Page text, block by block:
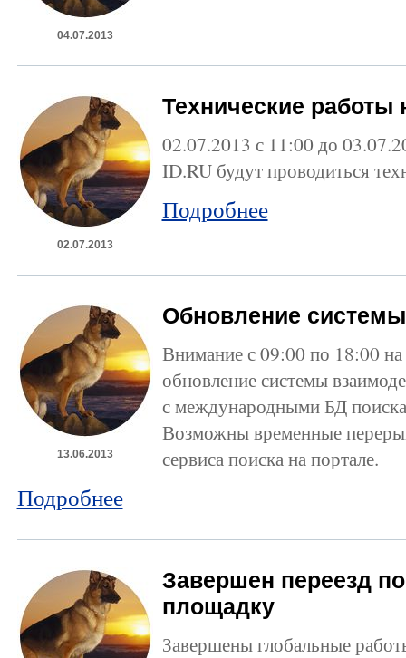
04.07.2013
02.07.2013
Технические работы
02.07.2013 с 11:00 до
ID.RU будут проводиться
Подробнее
13.06.2013
Обновление
Внимание с 09:00 по 18:00 на
обновление системы
с международными БД
Возможны временные
сервиса поиска на портале.
Подробнее
Завершен переезд
площадку
Завершены глобальные